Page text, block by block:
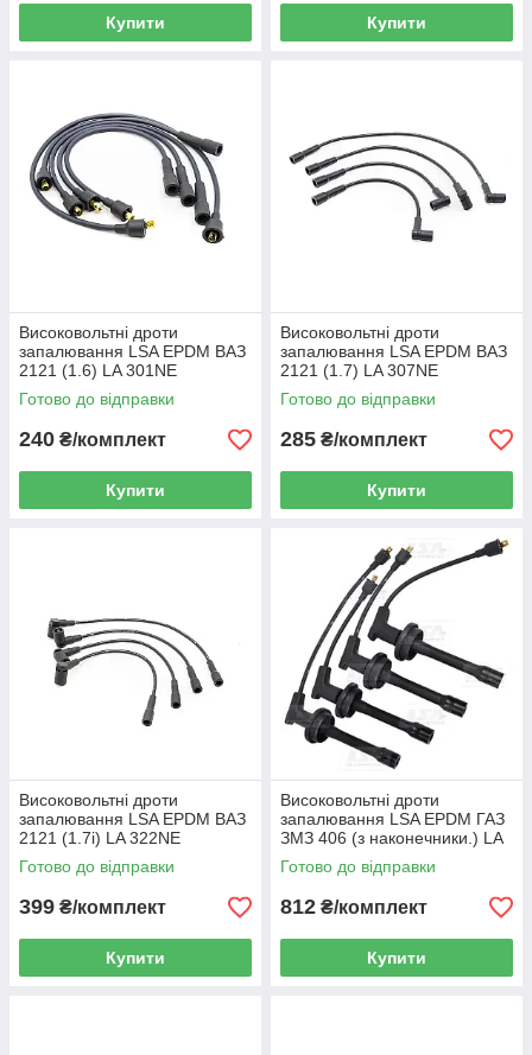
Купити Купити
Високовольтні дроти
запалювання LSA EPDM ВАЗ
2121 (1.6) LA 301NE
Готово до відправки
240 ₴/комплект
Купити
Високовольтні дроти
запалювання LSA EPDM ВАЗ
2121 (1.7) LA 307NE
Готово до відправки
285 ₴/комплект
Купити
Високовольтні дроти
запалювання LSA EPDM ВАЗ
2121 (1.7i) LA 322NE
Готово до відправки
399 ₴/комплект
Купити
Високовольтні дроти
запалювання LSA EPDM ГАЗ
ЗМЗ 406 (з наконечники.) LA
321NE
Готово до відправки
812 ₴/комплект
Купити